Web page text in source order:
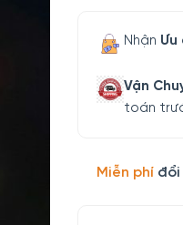
Nhận Ưu
Vận
toán
Miễn phí đổi